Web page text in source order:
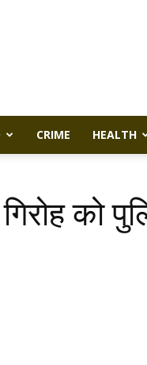
CRIME HEALTH
को